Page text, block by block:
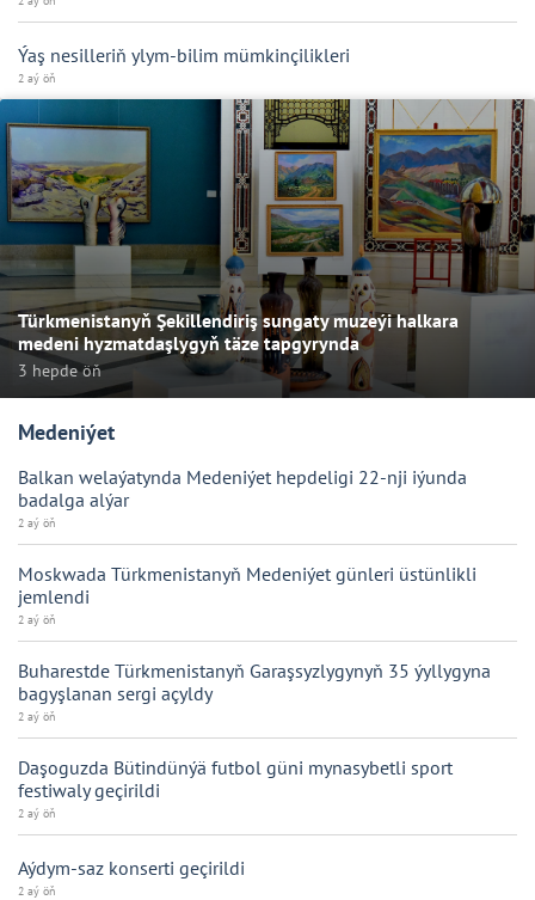
Ýaş nesilleriň ylym-bilim mümkinçilikleri
2 aý öň
Türkmenistanyň Şekillendiriş sungaty muzeýi halkara
medeni hyzmatdaşlygyň täze tapgyrynda
3 hepde öň
Medeniýet
Balkan welaýatynda Medeniýet hepdeligi 22-nji iýunda
badalga alýar
2 aý öň
Moskwada Türkmenistanyň Medeniýet günleri üstünlikli
jemlendi
2 aý öň
Buharestde Türkmenistanyň Garaşsyzlygynyň 35 ýyllygyna
bagyşlanan sergi açyldy
2 aý öň
Daşoguzda Bütindünýä futbol güni mynasybetli sport
festiwaly geçirildi
2 aý öň
Aýdym-saz konserti geçirildi
2 aý öň